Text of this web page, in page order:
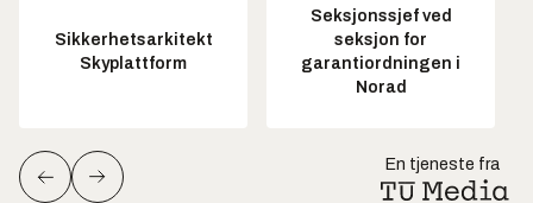
Sikkerhetsarkitekt
Skyplattform
Seksjonssjef ved
seksjon for
garantiordningen i
Norad
En tjeneste fra